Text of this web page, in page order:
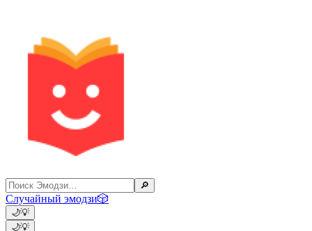
🔎
Случайный эмодзи🎲
🌙💡
🌙💡